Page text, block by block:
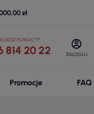
zł
POMOCY?
814 20 22 ZALOGUJ
Promocje FAQ